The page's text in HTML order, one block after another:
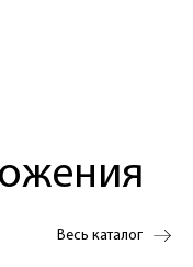
Весь каталог